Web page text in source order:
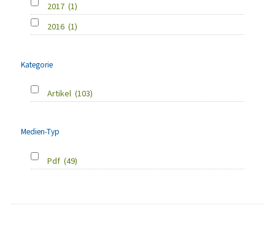
2017 (1)
2016 (1)
Kategorie
Artikel (103)
Medien-Typ
Pdf (49)